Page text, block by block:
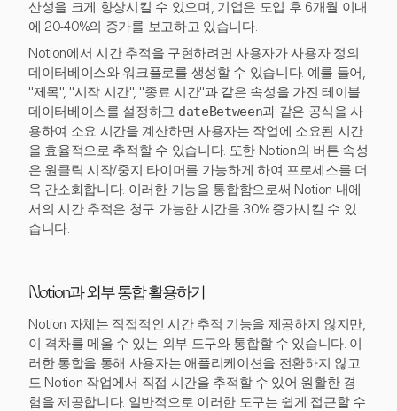
산성을 크게 향상시킬 수 있으며, 기업은 도입 후 6개월 이내
에 20-40%의 증가를 보고하고 있습니다.
Notion에서 시간 추적을 구현하려면 사용자가 사용자 정의
데이터베이스와 워크플로를 생성할 수 있습니다. 예를 들어,
"제목", "시작 시간", "종료 시간"과 같은 속성을 가진 테이블
데이터베이스를 설정하고 dateBetween과 같은 공식을 사
용하여 소요 시간을 계산하면 사용자는 작업에 소요된 시간
을 효율적으로 추적할 수 있습니다. 또한 Notion의 버튼 속성
은 원클릭 시작/중지 타이머를 가능하게 하여 프로세스를 더
욱 간소화합니다. 이러한 기능을 통합함으로써 Notion 내에
서의 시간 추적은 청구 가능한 시간을 30% 증가시킬 수 있
습니다.
Notion과 외부 통합 활용하기
Notion 자체는 직접적인 시간 추적 기능을 제공하지 않지만,
이 격차를 메울 수 있는 외부 도구와 통합할 수 있습니다. 이
러한 통합을 통해 사용자는 애플리케이션을 전환하지 않고
도 Notion 작업에서 직접 시간을 추적할 수 있어 원활한 경
험을 제공합니다. 일반적으로 이러한 도구는 쉽게 접근할 수